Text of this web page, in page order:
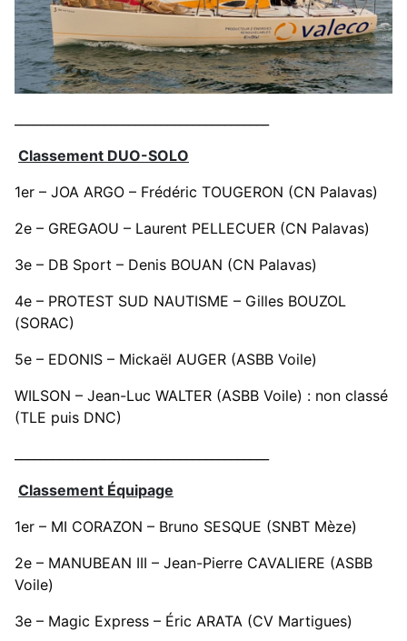
Classement DUO-SOLO
1er – JOA ARGO – Frédéric TOUGERON (CN Palavas)
2e – GREGAOU – Laurent PELLECUER (CN Palavas)
3e – DB Sport – Denis BOUAN (CN Palavas)
4e – PROTEST SUD NAUTISME – Gilles BOUZOL
(SORAC)
5e – EDONIS – Mickaël AUGER (ASBB Voile)
WILSON – Jean-Luc WALTER (ASBB Voile) : non classé
(TLE puis DNC)
Classement Équipage
1er – MI CORAZON – Bruno SESQUE (SNBT Mèze)
2e – MANUBEAN III – Jean-Pierre CAVALIERE (ASBB
Voile)
3e – Magic Express – Éric ARATA (CV Martigues)